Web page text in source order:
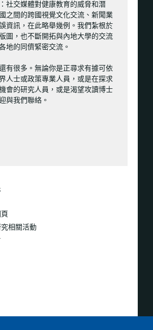
社交媒體對健康教育的威脅和潛
之間的跨國視覺文化交流、新聞業
資訊，在此略舉幾例。我們紮根於
圖，也不斷開拓與內地大學的交流
地的同儕緊密交流。
有很多。無論你是正尋求有據可依
人士或政策專業人員，或是在探求
會的研究人員，或是渴望攻讀博士
與我們聯絡。
相關活動